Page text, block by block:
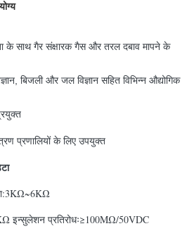
साथ गैर संक्षारक गैस और तरल दबाव मापने के
बिजली और जल विज्ञान सहित विभिन्न औद्योगिक
प्रणालियों के लिए उपयुक्त
इन्सुलेशन प्रतिरोधः≥100MΩ/50VDC